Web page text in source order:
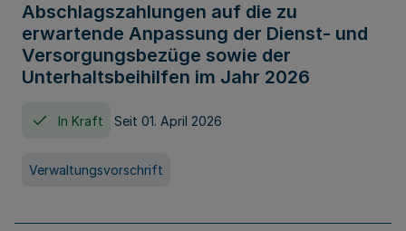
Abschlagszahlungen auf die zu
erwartende Anpassung der Dienst- und
Versorgungsbezüge sowie der
Unterhaltsbeihilfen im Jahr 2026
In Kraft Seit 01. April 2026
Verwaltungsvorschrift